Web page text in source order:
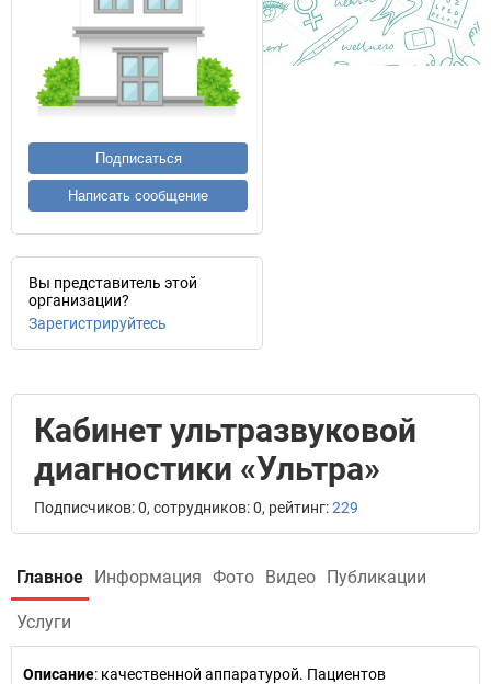
Подписаться
Написать сообщение
Вы представитель этой
организации?
Зарегистрируйтесь
Кабинет ультразвуковой
диагностики «Ультра»
Подписчиков: 0, сотрудников: 0, рейтинг:229
Главное Информация Фото Видео Публикации
Услуги
Описание: качественной аппаратурой. Пациентов